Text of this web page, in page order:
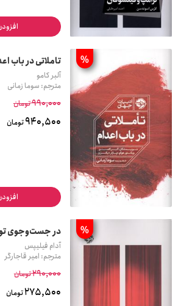
% تاملاتی در باب
آلبر کامو
مترجم: سوما زمانی
990,000تومان
940,500تومان
% در جست‌وجوی
آدام فیلیپس
مترجم: امیر قاجارگر
290,000تومان
275,500تومان